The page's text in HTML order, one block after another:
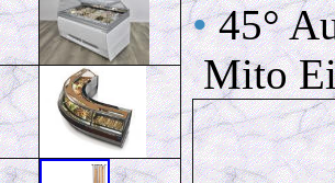
•45°
Mito